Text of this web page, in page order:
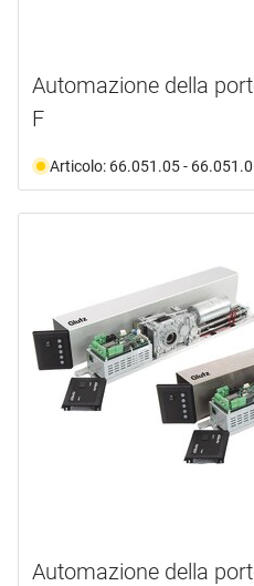
Automazione della
F
Articolo: 66.051.05 -
Automazione della